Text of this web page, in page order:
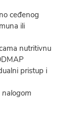
ceđenog
ili
nutritivnu
pristup i